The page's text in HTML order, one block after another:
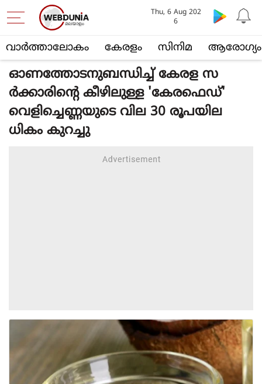
വാര്‍ത്താലോകം കേരളം സിനിമ ആരോഗ്യം
Thu, 6 Aug 202
6
ഓണത്തോടനുബന്ധിച്ച് കേരള സ
ര്‍ക്കാരിന്റെ കീഴിലുള്ള 'കേരഫെഡ്'
വെളിച്ചെണ്ണയുടെ വില 30 രൂപയില
ധികം കുറച്ചു